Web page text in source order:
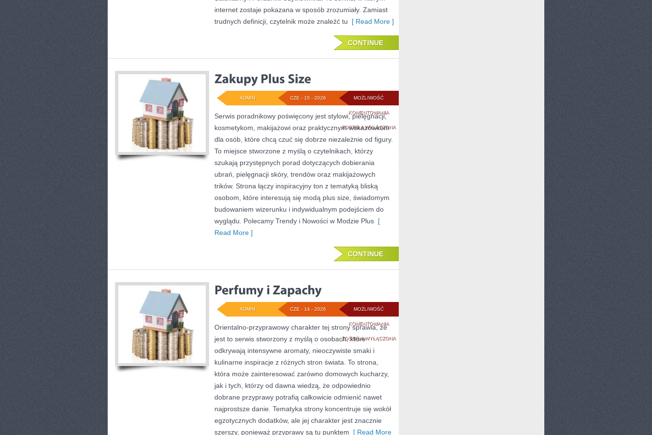
internet zostaje pokazana w sposób zrozumiały. Zamiast
trudnych definicji, czytelnik może znaleźć tu [ Read More ]
CONTINUE
MOŻLIWOŚĆ
KOMENTOWANIAZAKUPY
PLUS
SIZE
ZOSTAŁA WYŁĄCZONA
CZE - 15 - 2026
ADMIN
Serwis poradnikowy poświęcony jest stylowi, pielęgnacji,
kosmetykom, makijażowi oraz praktycznym wskazówkom
dla osób, które chcą czuć się dobrze niezależnie od figury.
To miejsce stworzone z myślą o czytelnikach, którzy
szukają przystępnych porad dotyczących dobierania
ubrań, pielęgnacji skóry, trendów oraz makijażowych
trików. Strona łączy inspiracyjny ton z tematyką bliską
osobom, które interesują się modą plus size, świadomym
budowaniem wizerunku i indywidualnym podejściem do
wyglądu. Polecamy Trendy i Nowości w Modzie Plus [
Read More ]
CONTINUE
MOŻLIWOŚĆ
KOMENTOWANIAPERFUMY
I
ZAPACHY
ZOSTAŁA WYŁĄCZONA
CZE - 14 - 2026
ADMIN
Orientalno-przyprawowy charakter tej strony sprawia, że
jest to serwis stworzony z myślą o osobach, które
odkrywają intensywne aromaty, nieoczywiste smaki i
kulinarne inspiracje z różnych stron świata. To strona,
która może zainteresować zarówno domowych kucharzy,
jak i tych, którzy od dawna wiedzą, że odpowiednio
dobrane przyprawy potrafią całkowicie odmienić nawet
najprostsze danie. Tematyka strony koncentruje się wokół
egzotycznych dodatków, ale jej charakter jest znacznie
szerszy, ponieważ przyprawy są tu punktem [ Read More